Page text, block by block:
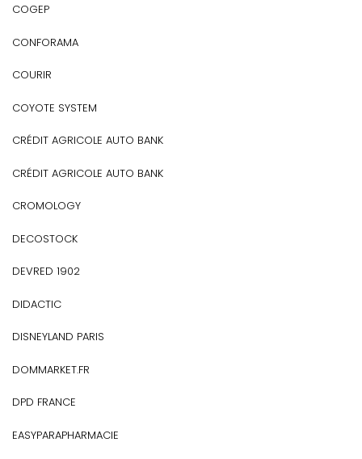
COGEP
CONFORAMA
COURIR
COYOTE SYSTEM
CRÉDIT AGRICOLE AUTO BANK
CRÉDIT AGRICOLE AUTO BANK
CROMOLOGY
DECOSTOCK
DEVRED 1902
DIDACTIC
DISNEYLAND PARIS
DOMMARKET.FR
DPD FRANCE
EASYPARAPHARMACIE